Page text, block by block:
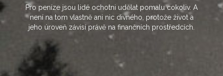
Pro peníze jsou lidé ochotni udělat pomalu cokoliv. A
není na tom vlastně ani nic divného, protože život a
jeho úroveň závisí právě na finančních prostředcích.